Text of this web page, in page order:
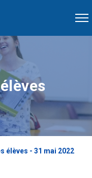
élèves - 31 mai 2022